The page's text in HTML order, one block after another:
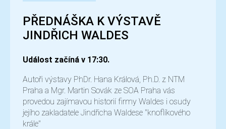
PŘEDNÁŠKA K VÝSTAVĚ
JINDŘICH WALDES
Událost začíná v 17:30.
Autoři výstavy PhDr. Hana Králová, Ph.D. z NTM
Praha a Mgr. Martin Sovák ze SOA Praha vás
provedou zajímavou historií firmy Waldes i osudy
jejího zakladatele Jindřicha Waldese "knoflíkového
krále"